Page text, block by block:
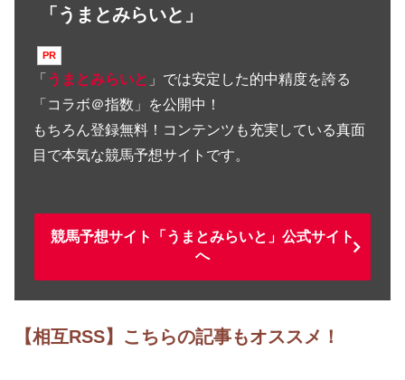
「うまとみらいと」
「 うまとみらいと 」では安定した的中精度を誇る
「コラボ＠指数」を公開中！
もちろん登録無料！コンテンツも充実している真面
目で本気な競馬予想サイトです。
競馬予想サイト「うまとみらいと」公式サイト
へ
【相互RSS】こちらの記事もオススメ！